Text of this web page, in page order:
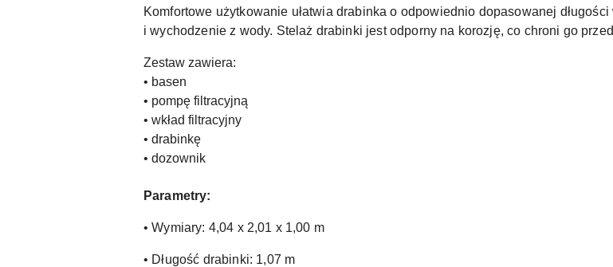
Komfortowe użytkowanie ułatwia drabinka o odpowiednio dopasowanej
i wychodzenie z wody. Stelaż drabinki jest odporny na korozję, co chroni go
Zestaw zawiera:
• basen
• pompę filtracyjną
• wkład filtracyjny
• drabinkę
• dozownik
Parametry:
• Wymiary: 4,04 x 2,01 x 1,00 m
• Długość drabinki: 1,07 m